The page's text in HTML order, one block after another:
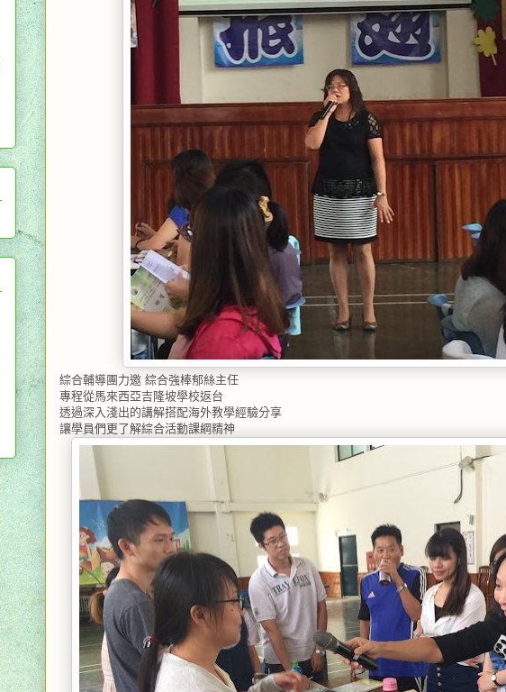
綜合輔導團力邀 綜合強棒郁絲主任
專程從馬來西亞吉隆坡學校返台
透過深入淺出的講解搭配海外教學經驗分享
讓學員們更了解綜合活動課綱精神